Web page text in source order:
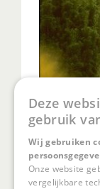
Deze
gebruik
Wij gebruiken
Onze website
vergelijkbare